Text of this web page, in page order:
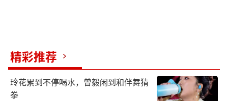
精彩推荐
玲花累到不停喝水，曾毅闲到和伴舞猜
拳